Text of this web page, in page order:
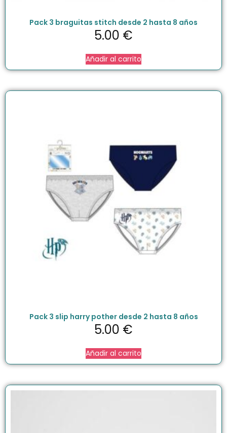
Pack 3 braguitas stitch desde 2 hasta 8 años
5.00 €
Añadir al carrito
Pack 3 slip harry pother desde 2 hasta 8 años
5.00 €
Añadir al carrito